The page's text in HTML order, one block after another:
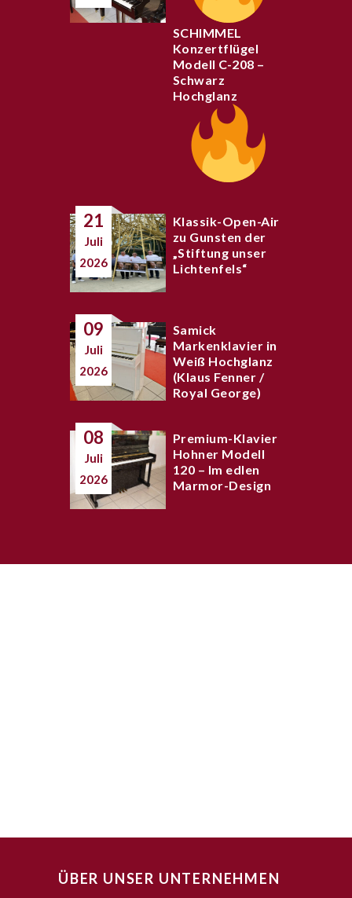
SCHIMMEL
Konzertflügel
Modell C-208 –
Schwarz
Hochglanz
21
Juli
2026
Klassik-Open-Air
zu Gunsten der
„Stiftung unser
Lichtenfels“
09
Juli
2026
Samick
Markenklavier in
Weiß Hochglanz
(Klaus Fenner /
Royal George)
08
Juli
2026
Premium-Klavier
Hohner Modell
120 – Im edlen
Marmor-Design
ÜBER UNSER UNTERNEHMEN